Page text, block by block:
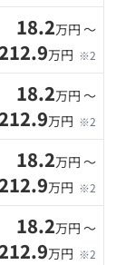
18.2万円 〜
万円 ※2
18.2万円 〜
万円 ※2
18.2万円 〜
万円 ※2
18.2万円 〜
万円 ※2